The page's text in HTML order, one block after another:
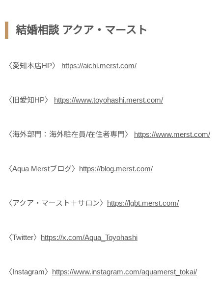
結婚相談 アクア・マースト
〈愛知本店HP〉 https://aichi.merst.com/
〈旧愛知HP〉 https://www.toyohashi.merst.com/
〈海外部門：海外駐在員/在住者専門〉 https://www.merst.com/
〈Aqua Merstブログ〉 https://blog.merst.com/
〈アクア・マースト＋サロン〉 https://lgbt.merst.com/
〈Twitter〉 https://x.com/Aqua_Toyohashi
〈Instagram〉 https://www.instagram.com/aquamerst_tokai/